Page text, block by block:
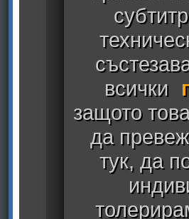
всички
защото
да
тук, да